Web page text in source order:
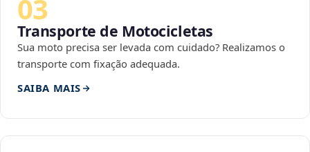
03
Transporte de Motocicletas
Sua moto precisa ser levada com cuidado? Realizamos o
transporte com fixação adequada.
SAIBA MAIS